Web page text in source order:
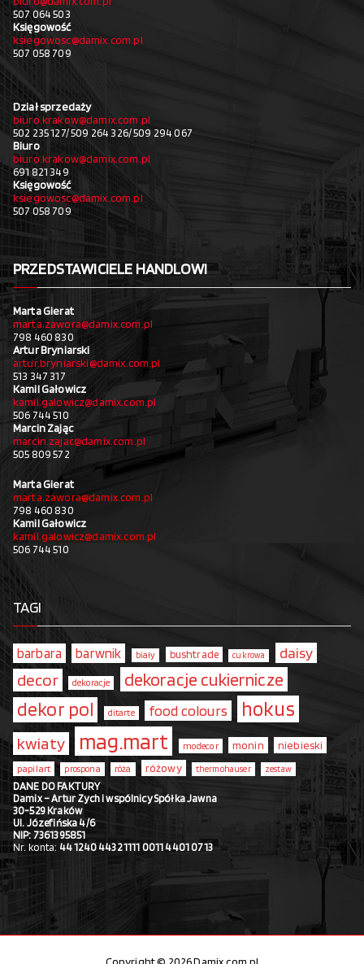
507 064 503
Księgowość
ksiegowosc@damix.com.pl
507 058 709
Dział sprzedaży
biuro.krakow@damix.com.pl
502 235 127/ 509 264 326/ 509 294 067
Biuro
biuro.krakow@damix.com.pl
691 821 349
Księgowość
ksiegowosc@damix.com.pl
507 058 709
PRZEDSTAWICIELE HANDLOWI
Marta Gierat
marta.zawora@damix.com.pl
798 460 830
Artur Bryniarski
artur.bryniarski@damix.com.pl
513 347 317
Kamil Gałowicz
kamil.galowicz@damix.com.pl
506 744 510
Marcin Zając
marcin.zajac@damix.com.pl
505 809 572
Marta Gierat
marta.zawora@damix.com.pl
798 460 830
Kamil Gałowicz
kamil.galowicz@damix.com.pl
506 744 510
TAGI
barbara barwnik biały bushtrade cukrowa daisy
decor dekoracje dekoracje cukiernicze
dekor pol ditarte food colours hokus
kwiaty mag.mart modecor monin niebieski
papilart prospona róża różowy thermohauser zestaw
DANE DO FAKTURY
Damix – Artur Zych i wspólnicy Spółka Jawna
30-529 Kraków
Ul. Józefińska 4/6
NIP: 7361395851
Nr. konta: 44 1240 4432 1111 0011 4401 0713